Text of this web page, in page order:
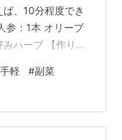
、10分程度でき
参：1本 オリーブ
ハーブ 【作り
に塩を加え、手
ら、そのまま5
は、すぐに絞っ
く手で絞ります⑤
手軽 #副菜